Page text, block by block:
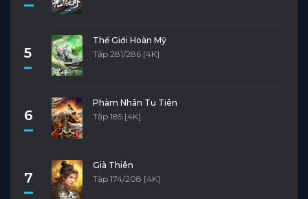
5
Thế Giới Hoàn Mỹ
Tập 281/286 [4K]
6
Phàm Nhân Tu Tiên
Tập 185 [4K]
7
Già Thiên
Tập 174/208 [4K]